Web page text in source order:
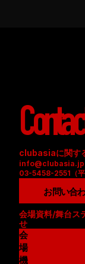
clubasiaに関す
info@clubasia.jp
03-5458-2551（
お問い合
会場資料/舞台ス
せ
会
場
資
機